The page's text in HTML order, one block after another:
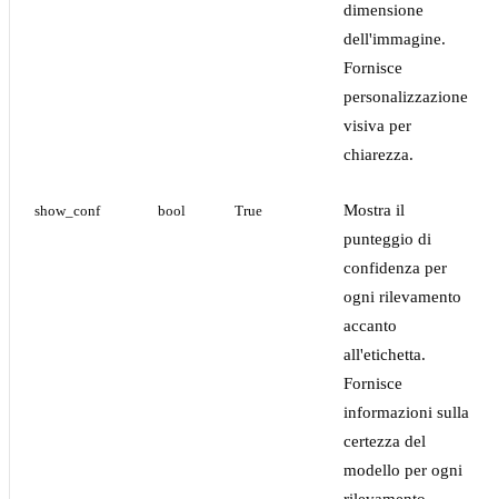
dimensione
dell'immagine.
Fornisce
personalizzazione
visiva per
chiarezza.
show_conf bool True
Mostra il
punteggio di
confidenza per
ogni rilevamento
accanto
all'etichetta.
Fornisce
informazioni sulla
certezza del
modello per ogni